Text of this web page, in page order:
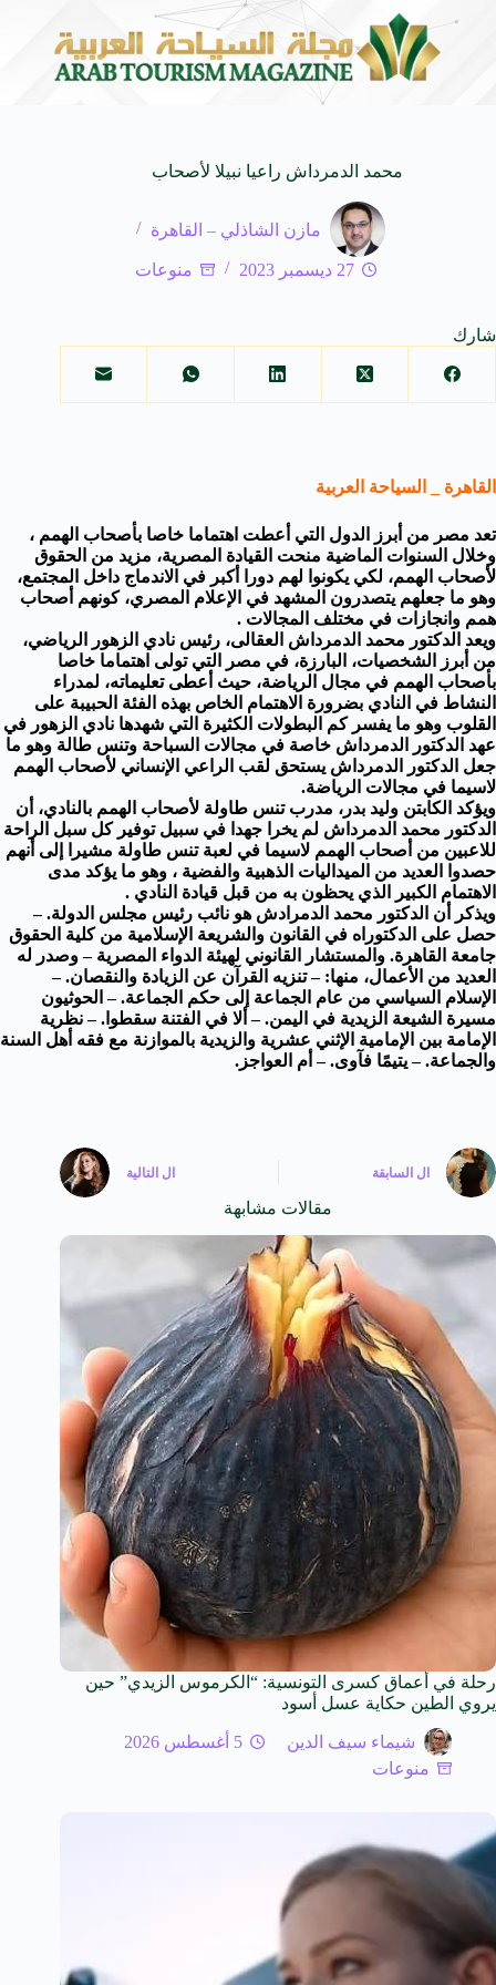
في المتوسط 6 أغسطس 2026 جوائز أثر تضيف فئة “أفضل حملة رياضية” في
محمد الدمرداش راعيا نبيلا لأصحاب
مازن الشاذلي – القاهرة
27 ديسمبر 2023 منوعات
شارك
القاهرة _ السياحة العربية
تعد مصر من أبرز الدول التي أعطت اهتماما خاصا بأصحاب الهمم ،
وخلال السنوات الماضية منحت القيادة المصرية، مزيد من الحقوق
لأصحاب الهمم، لكي يكونوا لهم دورا أكبر في الاندماج داخل المجتمع،
وهو ما جعلهم يتصدرون المشهد في الإعلام المصري، كونهم أصحاب
همم وانجازات في مختلف المجالات .
ويعد الدكتور محمد الدمرداش العقالى، رئيس نادي الزهور الرياضي،
من أبرز الشخصيات، البارزة، في مصر التي تولى اهتماما خاصا
بأصحاب الهمم في مجال الرياضة، حيث أعطى تعليماته، لمدراء
النشاط في النادي بضرورة الاهتمام الخاص بهذه الفئة الحبيبة على
القلوب وهو ما يفسر كم البطولات الكثيرة التي شهدها نادي الزهور في
عهد الدكتور الدمرداش خاصة في مجالات السباحة وتنس طالة وهو ما
جعل الدكتور الدمرداش يستحق لقب الراعي الإنساني لأصحاب الهمم
لاسيما في مجالات الرياضة.
ويؤكد الكابتن وليد بدر، مدرب تنس طاولة لأصحاب الهمم بالنادي، أن
الدكتور محمد الدمرداش لم يخرا جهدا في سبيل توفير كل سبل الراحة
للاعبين من أصحاب الهمم لاسيما في لعبة تنس طاولة مشيرا إلى أنهم
حصدوا العديد من الميداليات الذهبية والفضية ، وهو ما يؤكد مدى
الاهتمام الكبير الذي يحظون به من قبل قيادة النادي .
ويذكر أن الدكتور محمد الدمرادش هو نائب رئيس مجلس الدولة. –
حصل على الدكتوراه في القانون والشريعة الإسلامية من كلية الحقوق
جامعة القاهرة. والمستشار القانوني لهيئة الدواء المصرية – وصدر له
العديد من الأعمال، منها: – تنزيه القرآن عن الزيادة والنقصان. –
الإسلام السياسي من عام الجماعة إلى حكم الجماعة. – الحوثيون
مسيرة الشيعة الزيدية في اليمن. – ألا في الفتنة سقطوا. – نظرية
الإمامة بين الإمامية الإثني عشرية والزيدية بالموازنة مع فقه أهل السنة
والجماعة. – يتيمًا فآوى. – أم العواجز.
ال السابقة ال التالية
مقالات مشابهة
رحلة في أعماق كسرى التونسية: “الكرموس الزيدي” حين
يروي الطين حكاية عسل أسود
شيماء سيف الدين
5 أغسطس 2026
منوعات